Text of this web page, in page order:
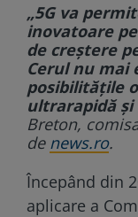
„5G va
inovatoare
de creştere
Cerul nu mai
posibilităţile
ultrarapidă şi
Breton,
de news.ro.
Începând din
aplicare a